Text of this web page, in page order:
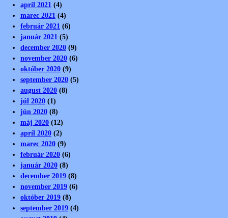
apríl 2021 (4)
marec 2021 (4)
február 2021 (6)
január 2021 (5)
december 2020 (9)
november 2020 (6)
október 2020 (9)
september 2020 (5)
august 2020 (8)
júl 2020 (1)
jún 2020 (8)
máj 2020 (12)
apríl 2020 (2)
marec 2020 (9)
február 2020 (6)
január 2020 (8)
december 2019 (8)
november 2019 (6)
október 2019 (8)
september 2019 (4)